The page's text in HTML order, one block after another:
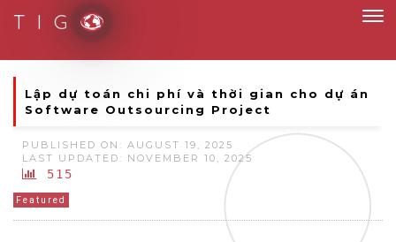
T I G
Lập dự toán chi phí và thời gian cho dự án
Software Outsourcing Project
PUBLISHED ON: AUGUST 19, 2025
LAST UPDATED: NOVEMBER 10, 2025
515
Featured